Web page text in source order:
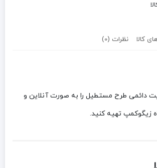
کالا نظرات (0)
دائمی طرح مستطیل را به صورت آنلاین و
زیگوکمپ تهیه کنید.